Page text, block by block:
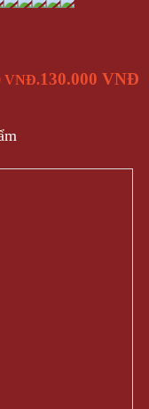
VNĐ.130.000 VNĐ